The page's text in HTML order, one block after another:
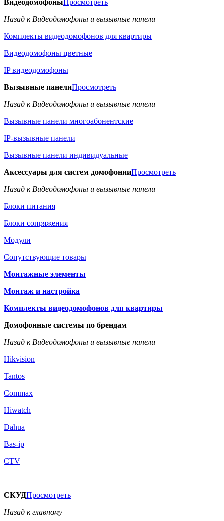
Видеодомофоны Просмотреть
Назад к Видеодомофоны и вызывные панели
Комплекты видеодомофонов для квартиры
Видеодомофоны цветные
IP видеодомофоны
Вызывные панелиПросмотреть
Назад к Видеодомофоны и вызывные панели
Вызывные панели многоабонентские
IP-вызывные панели
Вызывные панели индивидуальные
Аксессуары для систем домофонииПросмотреть
Назад к Видеодомофоны и вызывные панели
Блоки питания
Блоки сопряжения
Модули
Сопутствующие товары
Монтажные элементы
Монтаж и настройка
Комплекты видеодомофонов для квартиры
Домофонные системы по брендам
Назад к Видеодомофоны и вызывные панели
Hikvision
Tantos
Commax
Hiwatch
Dahua
Bas-ip
CTV
СКУДПросмотреть
Назад к главному